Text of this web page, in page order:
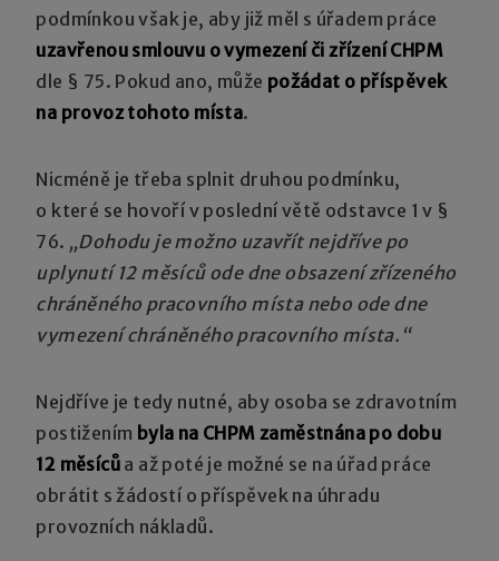
podmínkou však je, aby již měl s úřadem práce
uzavřenou smlouvu o vymezení či zřízení CHPM
dle § 75. Pokud ano, může požádat o příspěvek
na provoz tohoto místa.
Nicméně je třeba splnit druhou podmínku,
o které se hovoří v poslední větě odstavce 1 v §
76. „Dohodu je možno uzavřít nejdříve po
uplynutí 12 měsíců ode dne obsazení zřízeného
chráněného pracovního místa nebo ode dne
vymezení chráněného pracovního místa.“
Nejdříve je tedy nutné, aby osoba se zdravotním
postižením byla na CHPM zaměstnána po dobu
12 měsíců a až poté je možné se na úřad práce
obrátit s žádostí o příspěvek na úhradu
provozních nákladů.